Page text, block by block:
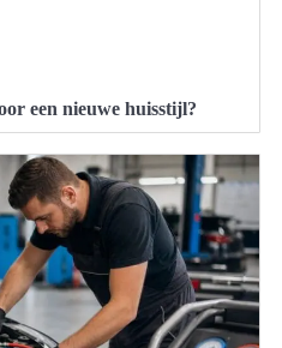
een nieuwe huisstijl?